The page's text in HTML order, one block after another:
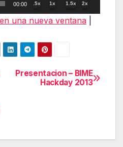
00:00 .5x 1x 1.5x 2x
una nueva ventana
Presentacion – BIME
Hackday 2013